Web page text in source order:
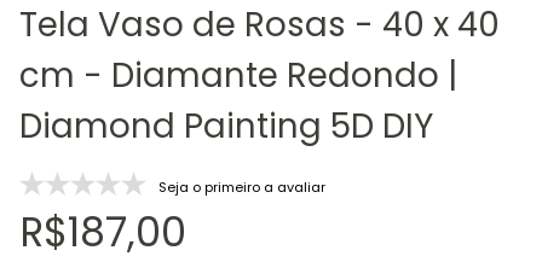
Tela Vaso de Rosas - 40 x 40
cm - Diamante Redondo |
Diamond Painting 5D DIY
Seja o primeiro a avaliar
R$187,00